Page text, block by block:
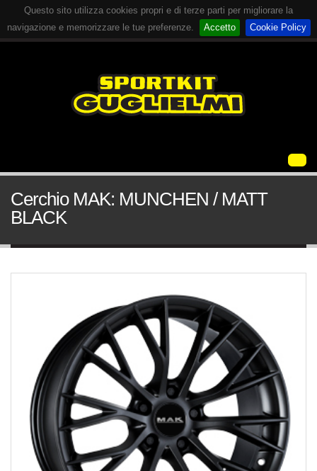
Questo sito utilizza cookies propri e di terze parti per migliorare la
navigazione e memorizzare le tue preferenze.
Accetto Cookie Policy
Cerchio MAK: MUNCHEN / MATT
BLACK